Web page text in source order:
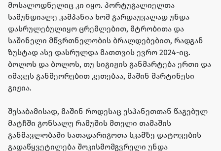
მოსალოდნელიც კი იყო. პორტუგალიელთა
სამუნდიალე კამპანია ხომ გარდაუვალად უნდა
დასრულებულიყო ცრემლებით, მტრობითა და
საშინელი მწვრთნელობის ბრალდებებით, რადგან
ზუსტად ასე დასრულდა მათთვის ევრო 2024-იც.
ბოლოს და ბოლოს, თუ სიგიჟის განმარტება ერთი და
იმავეს განმეორებით კეთებაა, მაშინ მარტინესი
გიჟია.
შესაბამისად, მაშინ როდესაც ესპანეთთან წაგებულ
მატჩში გონსალუ რამუშის მთელი თამაშის
განმავლობაში სათადარიგოთა სკამზე დატოვების
გადაწყვეტილება შოკისმომგვრელი უნდა